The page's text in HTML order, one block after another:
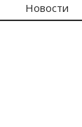
Новости